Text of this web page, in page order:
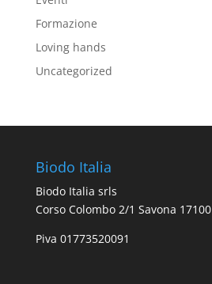
Formazione
Loving hands
Uncategorized
Biodo Italia
Biodo Italia srls
Corso Colombo 2/1 Savona 17100
Piva 01773520091